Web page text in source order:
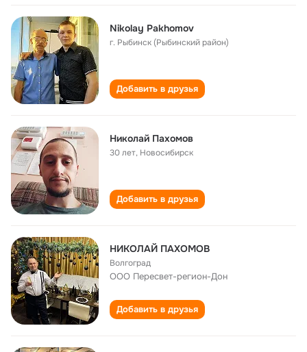
Nikolay Pakhomov
г. Рыбинск (Рыбинский район)
Добавить в друзья
Николай Пахомов
30 лет, Новосибирск
Добавить в друзья
НИКОЛАЙ ПАХОМОВ
Волгоград
ООО Пересвет-регион-Дон
Добавить в друзья